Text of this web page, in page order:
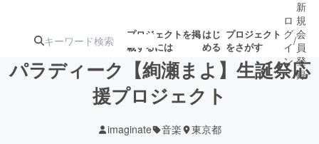
プロジェクトを掲
載するには
はじ
める
プロジェクト
をさがす
注目の新着プロ
ジェクト
募集終了が近いプ
ロジェクト
ロ
グ
イ
ン
/
新
規
会
員
登
録
パラディーク【絢瀬まよ】生誕祭応
援プロジェクト
imaginate 音楽 東京都